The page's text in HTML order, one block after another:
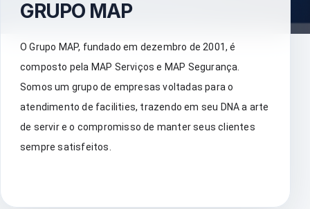
GRUPO MAP
O Grupo MAP, fundado em dezembro de 2001, é
composto pela MAP Serviços e MAP Segurança.
Somos um grupo de empresas voltadas para o
atendimento de facilities, trazendo em seu DNA a arte
de servir e o compromisso de manter seus clientes
sempre satisfeitos.